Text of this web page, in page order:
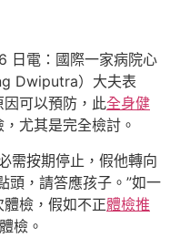
日電：國際一家病院心
Dwiputra）大夫表
因可以預防，此全身健
尤其是完全檢討。
需按期停止，假他轉向
頭，請答應孩子。”如一
體檢，假如不正體檢推
檢。